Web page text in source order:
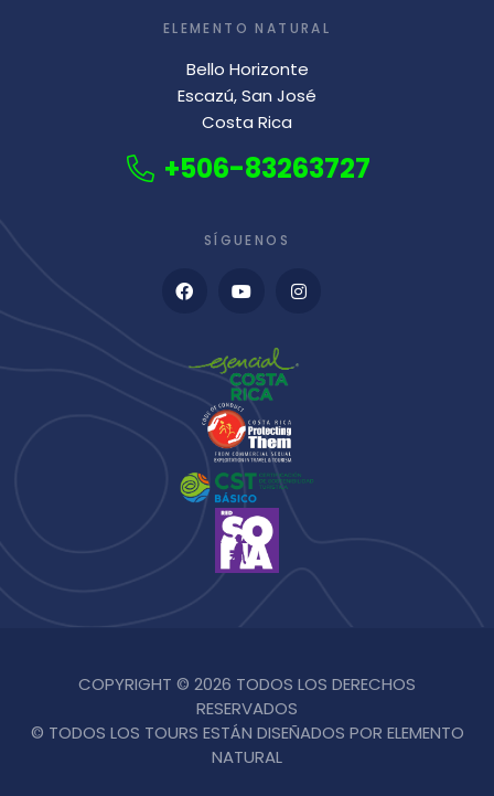
ELEMENTO NATURAL
Bello Horizonte
Escazú, San José
Costa Rica
+506-83263727
SÍGUENOS
COPYRIGHT © 2026 TODOS LOS DERECHOS
RESERVADOS
© TODOS LOS TOURS ESTÁN DISEÑADOS POR ELEMENTO
NATURAL